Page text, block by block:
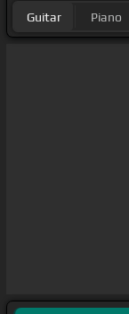
Guitar Piano